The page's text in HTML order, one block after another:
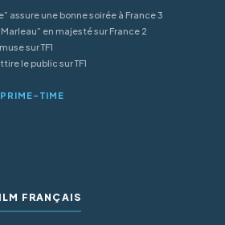
assure une bonne soirée à France 3
en majesté sur France 2
sur TF1
le public sur TF1
TIME
FRANÇAIS